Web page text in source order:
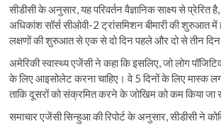
सीडीसी के अनुसार, यह परिवर्तन वैज्ञानिक साक्ष्य से प्रेरित
अधिकांश सॉर्स सीओवी-2 ट्रांसमिशन बीमारी की शुरुआत में
लक्षणों की शुरुआत से एक से दो दिन पहले और दो से तीन दिन
अमेरिकी स्वास्थ्य एजेंसी ने कहा कि इसलिए, जो लोग
के लिए आइसोलेट करना चाहिए। वे 5 दिनों के लिए मास्क
ताकि दूसरों को संक्रमित करने के जोखिम को कम किया
समाचार एजेंसी सिन्हुआ की रिपोर्ट के अनुसार, सीडीसी ने